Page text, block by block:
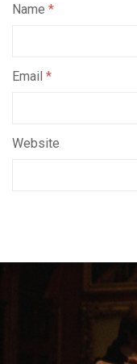
Name *
Email *
Website